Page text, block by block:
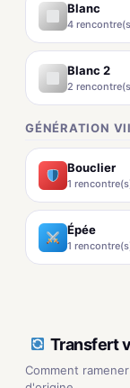
Blanc
4
Blanc 2
2
GÉNÉRATION
Bouclier
1
Épée
1
Transfert
Comment